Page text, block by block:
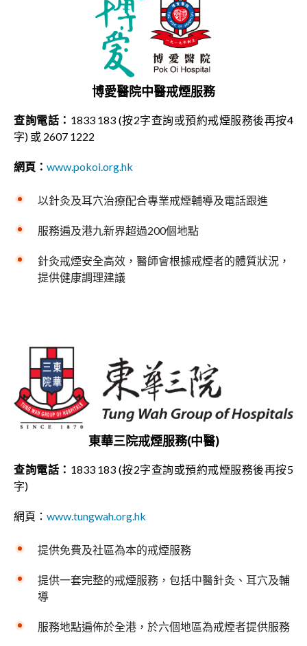
博愛醫院中醫戒煙服務
查詢電話： 1833 183 (按2字查詢或預約戒煙服務後再按4
字) 或 2607 1222
網頁： www.pokoi.org.hk
以針灸及耳穴治療配合專業戒煙輔導及電話跟進
服務遍及港九新界超過200個地點
針灸戒煙安全高效，醫師會根據戒煙者的體質狀況，
提供健康調理建議
東華三院戒煙服務(中醫)
查詢電話： 1833 183 (按2字查詢或預約戒煙服務後再按5
字)
網頁： www.tungwah.org.hk
提供免費及社區為本的戒煙服務
提供一套完整的戒煙服務，包括中醫針灸、耳穴及輔
導
服務地點遍佈於全港，於六個地區為戒煙者提供服務